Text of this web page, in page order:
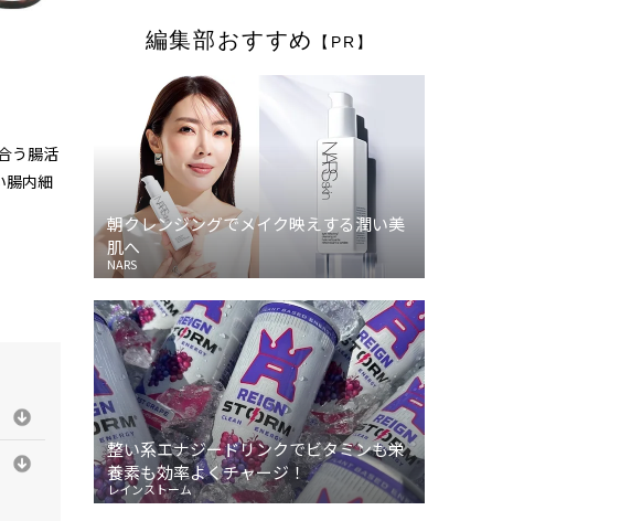
う腸活
腸内細
編集部おすすめ 【PR】
朝クレンジングでメイク映えする潤い美
肌へ
NARS
整い系エナジードリンクでビタミンも栄
養素も効率よくチャージ！
レインストーム